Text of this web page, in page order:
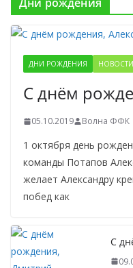
ДНИ РОЖДЕНИЯ НОВОСТИ
С днём
05.10.2019 Волна ФФК
1 октября день
команды Потапов
желает Александру
побед как
С